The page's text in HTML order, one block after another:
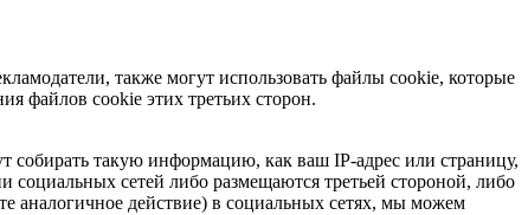
также могут использовать файлы cookie, которые
файлов cookie этих третьих сторон.
такую ​​информацию, как ваш IP-адрес или страницу,
сетей либо размещаются третьей стороной, либо
действие) в социальных сетях, мы можем